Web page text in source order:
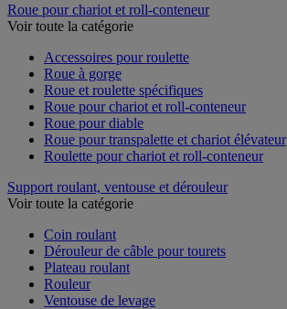
Roue pour chariot et roll-conteneur
Voir toute la catégorie
Accessoires pour roulette
Roue à gorge
Roue et roulette spécifiques
Roue pour chariot et roll-conteneur
Roue pour diable
Roue pour transpalette et chariot élévateur
Roulette pour chariot et roll-conteneur
Support roulant, ventouse et dérouleur
Voir toute la catégorie
Coin roulant
Dérouleur de câble pour tourets
Plateau roulant
Rouleur
Ventouse de levage